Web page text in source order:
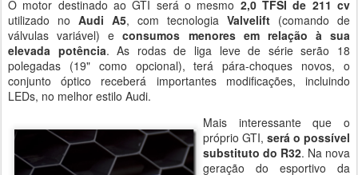
O motor destinado ao GTI será o mesmo 2,0 TFSI de 211 cv
utilizado no Audi A5, com tecnologia Valvelift (comando de
válvulas variável) econsumos menores em relação à sua
elevada potência. As rodas de liga leve de série serão 18
polegadas (19" como opcional), terá pára-choques novos, o
conjunto óptico receberá importantes modificações, incluindo
LEDs, no melhor estilo Audi.
Mais interessante que o
próprio GTI, será o possível
substituto do R32. Na nova
geração do esportivo da